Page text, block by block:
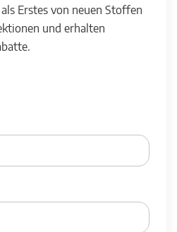
Erstes von neuen Stoffen
und erhalten